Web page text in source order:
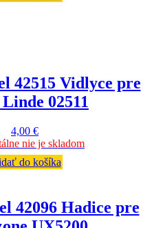
42515 Vidlyce pre
02511
4,00 €
nie je skladom
do košíka
42096 Hadice pre